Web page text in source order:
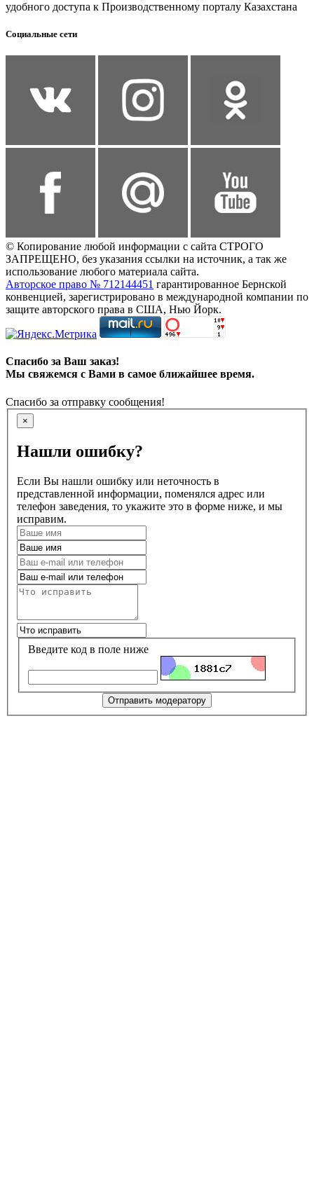
удобного доступа к Производственному порталу Казахстана
Социальные сети
© Копирование любой информации с сайта СТРОГО
ЗАПРЕЩЕНО, без указания ссылки на источник, а так же
использование любого материала сайта.
Авторское право № 712144451 гарантированное Бернской
конвенцией, зарегистрировано в международной компании по
защите авторского права в США, Нью Йорк.
Спасибо за Ваш заказ!
Мы свяжемся с Вами в самое ближайшее время.
Спасибо за отправку сообщения!
×
Нашли ошибку?
Если Вы нашли ошибку или неточность в
представленной информации, поменялся адрес или
телефон заведения, то укажите это в форме ниже, и мы
исправим.
Введите код в поле ниже
Отправить модератору